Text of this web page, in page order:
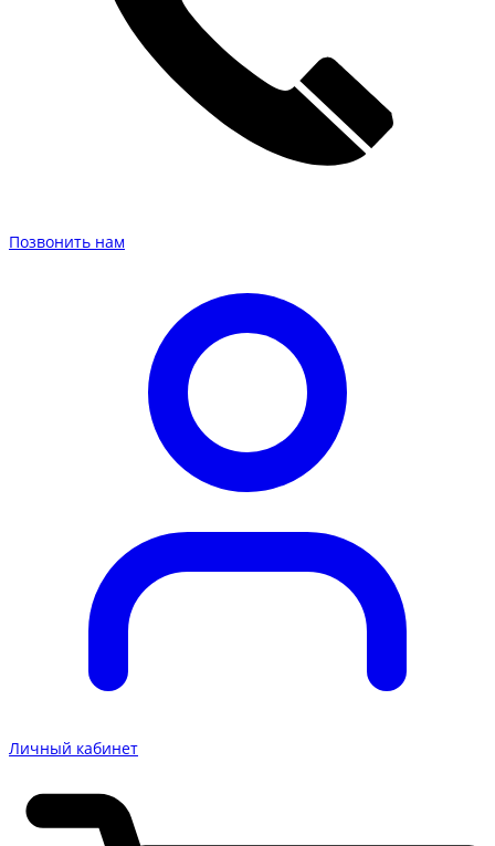
Позвонить нам
Личный кабинет